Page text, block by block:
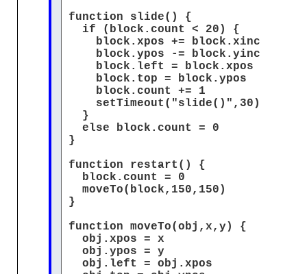
function slide() {
if (block.count < 20) {
block.xpos += block.xinc
block.ypos -= block.yinc
block.left = block.xpos
block.top = block.ypos
block.count += 1
setTimeout("slide()",30)
}
else block.count = 0
}
function restart() {
block.count = 0
moveTo(block,150,150)
}
function moveTo(obj,x,y) {
obj.xpos = x
obj.ypos = y
obj.left = obj.xpos